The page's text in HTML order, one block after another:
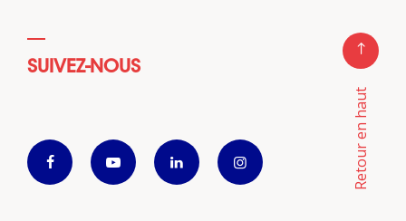
SUIVEZ-NOUS
Retour en haut